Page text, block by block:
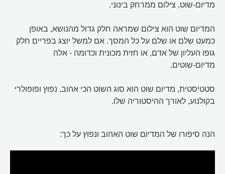
מדיום-שוט, צילום ממרחק בינוני.
המדיום שוט הוא צילום שמראה חלק גדול מהנושא, באופן
כמעט שלם או שלם על כל המסך. אם למשל יוצג בפריים חלק
גופו העליון של אדם, או חזית מכונית וכדומה - אלה
מדיום-שוטים.
סטטיסטית, מדיום שוט הוא סוג השוט הכי אהוב, נפוץ ופופולרי
בקולנוע, לאורך ההיסטוריה שלו.
הנה סיפורו של המדיום שוט האהוב ונפוץ על כך: